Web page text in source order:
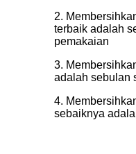
2.
terbaik adalah
pemakaian
3.
adalah sebulan
4.
sebaiknya